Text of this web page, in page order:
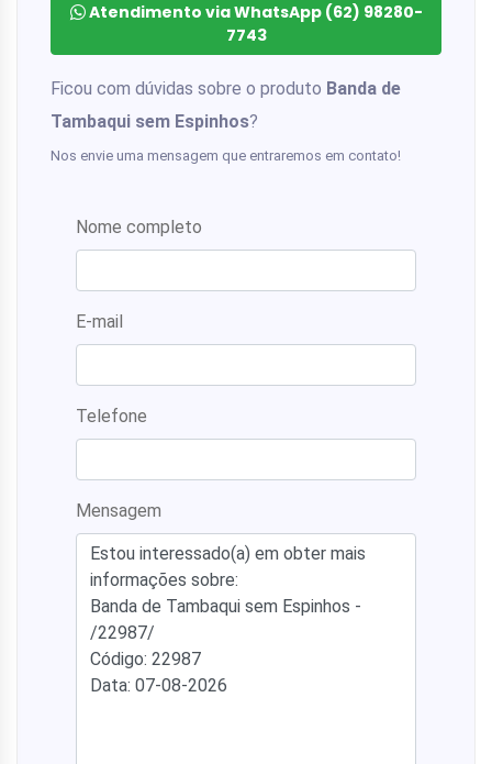
Atendimento via WhatsApp (62) 98280-
7743
Ficou com dúvidas sobre o produto Banda de
Tambaqui sem Espinhos?
Nos envie uma mensagem que entraremos em contato!
Nome completo
E-mail
Telefone
Mensagem